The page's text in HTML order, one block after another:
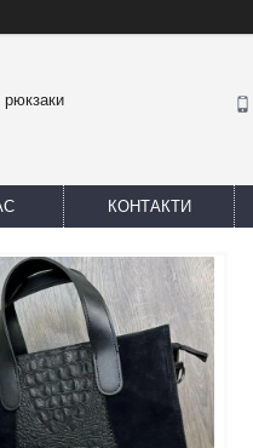
рюкзаки
КОНТАКТИ